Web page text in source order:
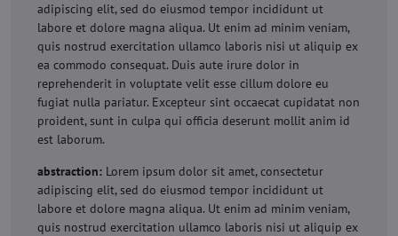
adipiscing elit, sed do eiusmod tempor incididunt ut
labore et dolore magna aliqua. Ut enim ad minim veniam,
quis nostrud exercitation ullamco laboris nisi ut aliquip ex
ea commodo consequat. Duis aute irure dolor in
reprehenderit in voluptate velit esse cillum dolore eu
fugiat nulla pariatur. Excepteur sint occaecat cupidatat non
proident, sunt in culpa qui officia deserunt mollit anim id
est laborum.
abstraction: Lorem ipsum dolor sit amet, consectetur
adipiscing elit, sed do eiusmod tempor incididunt ut
labore et dolore magna aliqua. Ut enim ad minim veniam,
quis nostrud exercitation ullamco laboris nisi ut aliquip ex